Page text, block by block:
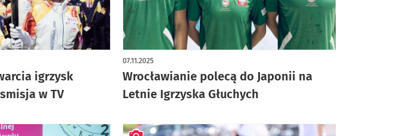
igrzysk
w TV
Wrocławianie polecą do Japonii na
Letnie Igrzyska Głuchych
07.11.2025